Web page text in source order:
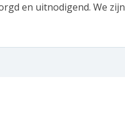
en uitnodigend. We zijn